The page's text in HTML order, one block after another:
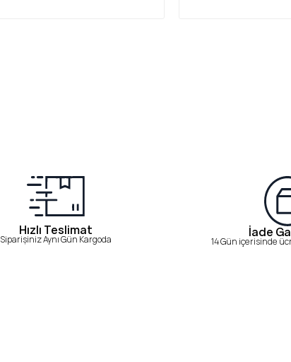
Hızlı Teslimat
Siparişiniz Aynı Gün Kargoda İade
14 Gün içerisinde